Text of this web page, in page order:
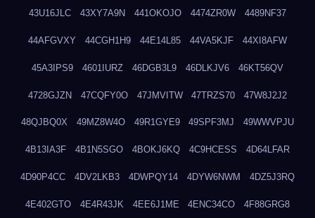
43U16JLC 43XY7A9N 441OKOJO 4474ZR0W 4489NF37
44AFGVXY 44CGH1H9 44E14L85 44VA5KJF 44XI8AFW
45A3IPS9 4601IURZ 46DGB3L9 46DLKJV6 46KT56QV
4728GJZN 47CQFY0O 47JMVITW 47TRZS70 47W8J2J2
48QJBQ0X 49MZ8W4O 49R1GYE9 49SPF3MJ 49WWVPJU
4B13IA3F 4B1N5SGO 4BOKJ6KQ 4C9HCESS 4D64LFAR
4D90P4CC 4DV2LKB3 4DWPQY14 4DYW6NWM 4DZ5J3RQ
4E402GTO 4E4R43JK 4EE6J1ME 4ENC34CO 4F88GRG8